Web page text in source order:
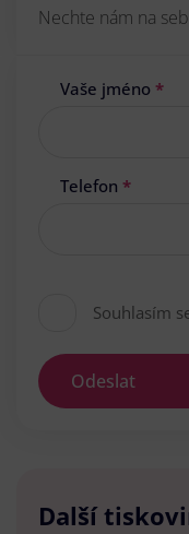
Nechte nám na
Vaše jméno *
Telefon *
Souhlasím
Odeslat
Další